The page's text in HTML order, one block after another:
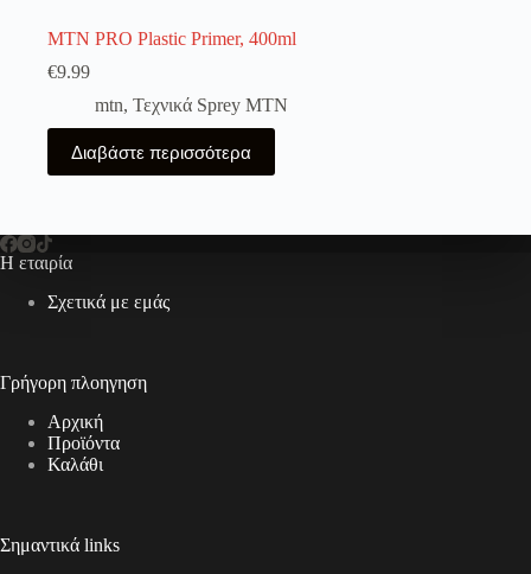
MTN PRO Plastic Primer, 400ml
€9.99
mtn, Τεχνικά Sprey MTN
Διαβάστε περισσότερα
Η εταιρία
Σχετικά με εμάς
Γρήγορη πλοηγηση
Αρχική
Προϊόντα
Καλάθι
Σημαντικά links